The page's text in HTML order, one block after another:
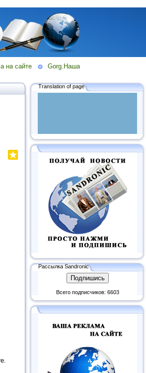
на сайте
Gorg.Наша
Translation of page
Рассылка Sandronic
Всего подписчиков: 6603